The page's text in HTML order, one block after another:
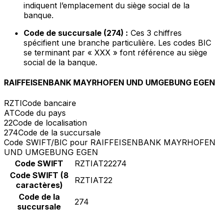
indiquent l’emplacement du siège social de la
banque.
Code de succursale (274) : Ces 3 chiffres
spécifient une branche particulière. Les codes BIC
se terminant par « XXX » font référence au siège
social de la banque.
RAIFFEISENBANK MAYRHOFEN UND UMGEBUNG EGEN
RZTICode bancaire
ATCode du pays
22Code de localisation
274Code de la succursale
Code SWIFT/BIC pour RAIFFEISENBANK MAYRHOFEN
UND UMGEBUNG EGEN
Code SWIFT
RZTIAT22274
Code SWIFT (8
caractères)
RZTIAT22
Code de la
succursale
274